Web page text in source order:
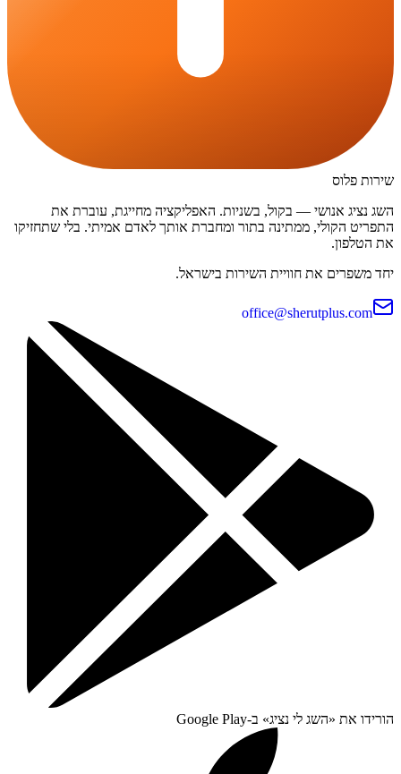
שירות פלוס
השג נציג אנושי — בקול, בשניות. האפליקציה מחייגת, עוברת את
התפריט הקולי, ממתינה בתור ומחברת אותך לאדם אמיתי. בלי שתחזיקו
את הטלפון.
יחד משפרים את חוויית השירות בישראל.
office@sherutplus.com
הורידו את «השג לי נציג» ב-Google Play